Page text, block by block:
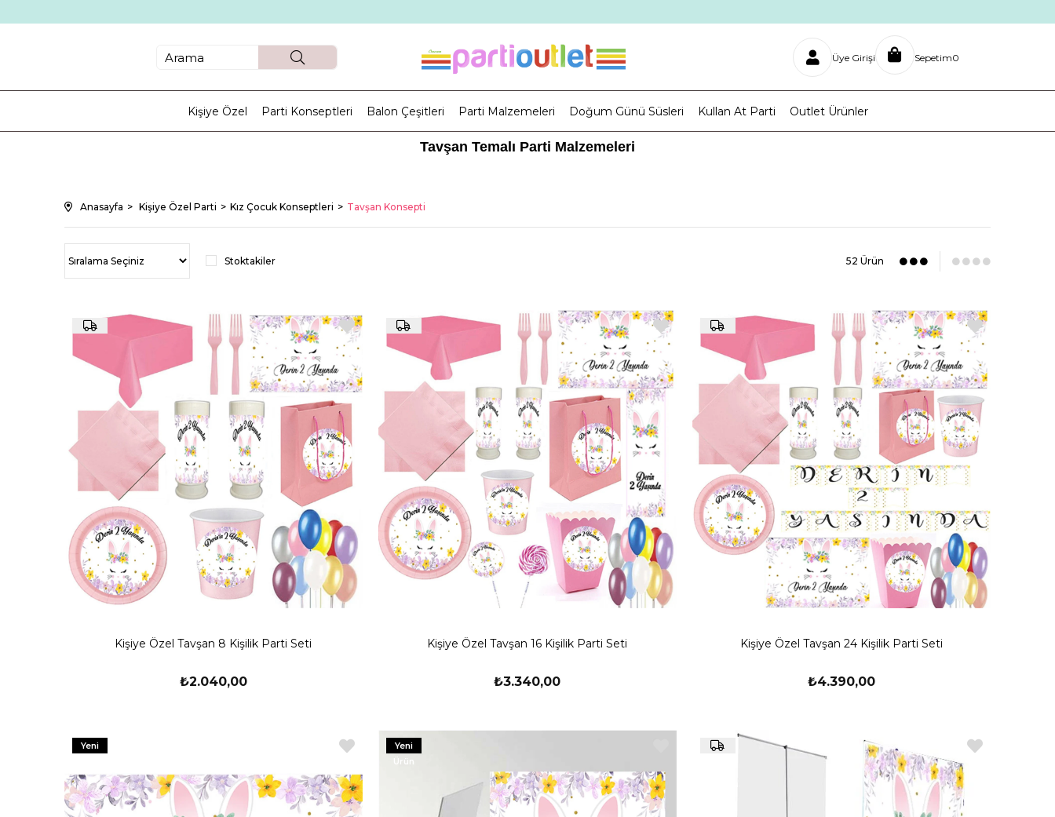
Üye Girişi Sepetim0
Kişiye Özel Parti Konseptleri Balon Çeşitleri Parti Malzemeleri Doğum Günü Süsleri Kullan At Parti Outlet Ürünler
Tavşan Temalı Parti Malzemeleri
Anasayfa Kişiye Özel Parti Kız Çocuk Konseptleri Tavşan Konsepti
Stoktakiler 52 Ürün
Kişiye Özel Tavşan 8 Kişilik Parti Seti
₺2.040,00
Kişiye Özel Tavşan 16 Kişilik Parti Seti
₺3.340,00
Kişiye Özel Tavşan 24 Kişilik Parti Seti
₺4.390,00
Yeni
Yeni
Ürün